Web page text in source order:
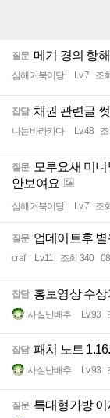
질문 메기 경의 항
심해거북이당 Lv.7 조
잡담 채권 관련글
나는바라카다 Lv.48
질문
모루요새 미
안보여요
심해거북이당 Lv.7 조
질문 업데이트후
craf Lv.11 조회 340
잡담 홍보영상 수상
사실난배추 Lv.93
잡담 패치 노트
사실난배추 Lv.93
질문 특대형가방